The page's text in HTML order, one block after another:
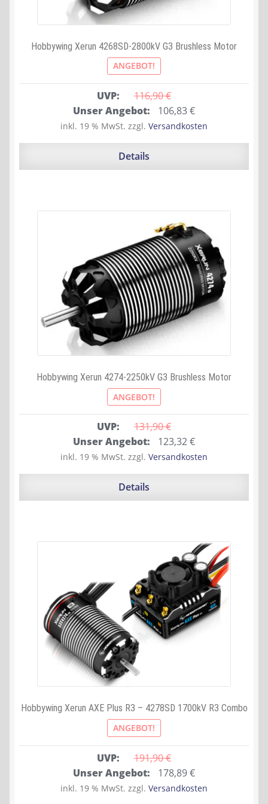
Hobbywing Xerun 4268SD-2800kV G3 Brushless Motor
ANGEBOT!
UVP: 116,90 €
Ursprünglicher
Preis
war:
Unser Angebot: 106,83€Aktueller
Preis
ist:
inkl. 19 % MwSt. zzgl. Versandkosten
Details
Hobbywing Xerun 4274-2250kV G3 Brushless Motor
ANGEBOT!
UVP: 131,90 €
Ursprünglicher
Preis
war:
Unser Angebot: 123,32€Aktueller
Preis
ist:
inkl. 19 % MwSt. zzgl. Versandkosten
Details
Hobbywing Xerun AXE Plus R3 – 4278SD 1700kV R3 Combo
ANGEBOT!
UVP: 191,90 €
Ursprünglicher
Preis
Unser Angebot: 178,89€Aktueller
Preis
inkl. 19 % MwSt. zzgl. Versandkosten